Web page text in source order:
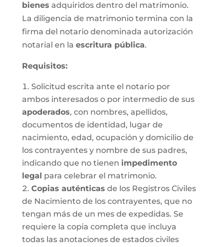
bienes adquiridos dentro del matrimonio.
La diligencia de matrimonio termina con la
firma del notario denominada autorización
notarial en la escritura pública.
Requisitos:
Solicitud escrita ante el notario por
ambos interesados o por intermedio de sus
apoderados, con nombres, apellidos,
documentos de identidad, lugar de
nacimiento, edad, ocupación y domicilio de
los contrayentes y nombre de sus padres,
indicando que no tienen impedimento
legal para celebrar el matrimonio.
Copias auténticas de los Registros Civiles
de Nacimiento de los contrayentes, que no
tengan más de un mes de expedidas. Se
requiere la copia completa que incluya
todas las anotaciones de estados civiles